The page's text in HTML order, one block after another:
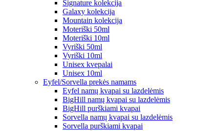
Signature kolekcija
Galaxy kolekcija
Mountain kolekcija
Moteriški 50ml
Moteriški 10ml
Vyriški 50ml
Vyriški 10ml
Unisex kvepalai
Unisex 10ml
Eyfel/Sorvella prekės namams
Eyfel namų kvapai su lazdelėmis
BigHill namų kvapai su lazdelėmis
BigHill purškiami kvapai
Sorvella namų kvapai su lazdelėmis
Sorvella purškiami kvapai